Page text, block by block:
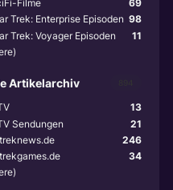
69
Filme
98
Trek: Enterprise Episoden
11
Trek: Voyager Episoden
Artikelarchiv
13
21
Sendungen
246
34